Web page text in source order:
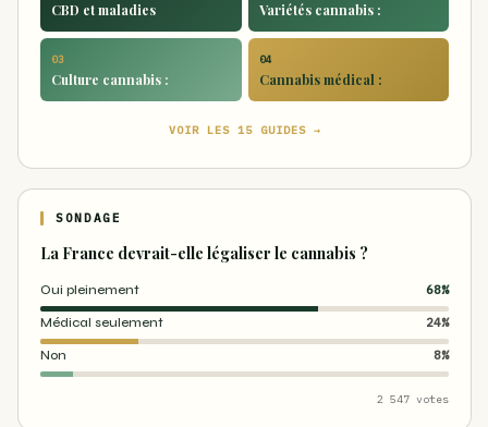
CBD et maladies Variétés cannabis :
03
Culture cannabis :
04
Cannabis médical :
VOIR LES 15 GUIDES →
SONDAGE
La France devrait-elle légaliser le cannabis ?
Oui pleinement 68%
Médical seulement 24%
Non 8%
2 547 votes